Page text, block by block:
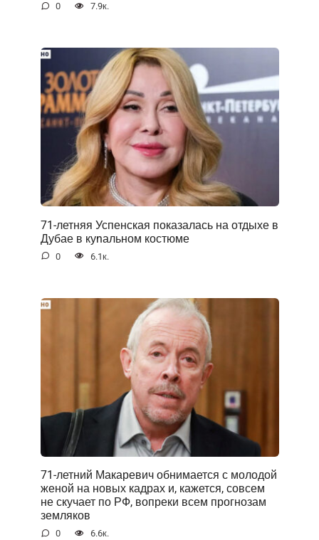
0 7.9к.
71-летняя Успенская показалась на отдыхе в
Дубае в куnальном костюме
0 6.1к.
71-летний Макаревич обнимается с молодой
женой на новых кадрах и, кажется, совсем
не скучает по РФ, вопреки всем прогнозам
земляков
0 6.6к.